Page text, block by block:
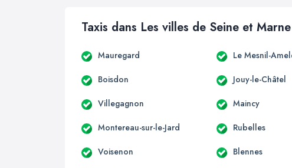
Taxis dans Les villes de Seine et Marne
Mauregard Le Mesnil-
Boisdon Jouy-le-Châtel
Villegagnon Maincy
Montereau-sur-le-Jard Rubelles
Voisenon Blennes